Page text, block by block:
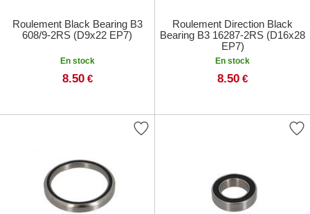
Roulement Black Bearing B3
608/9-2RS (D9x22 EP7)
En stock
8.50 €
Roulement Direction Black
Bearing B3 16287-2RS (D16x28
EP7)
En stock
8.50 €